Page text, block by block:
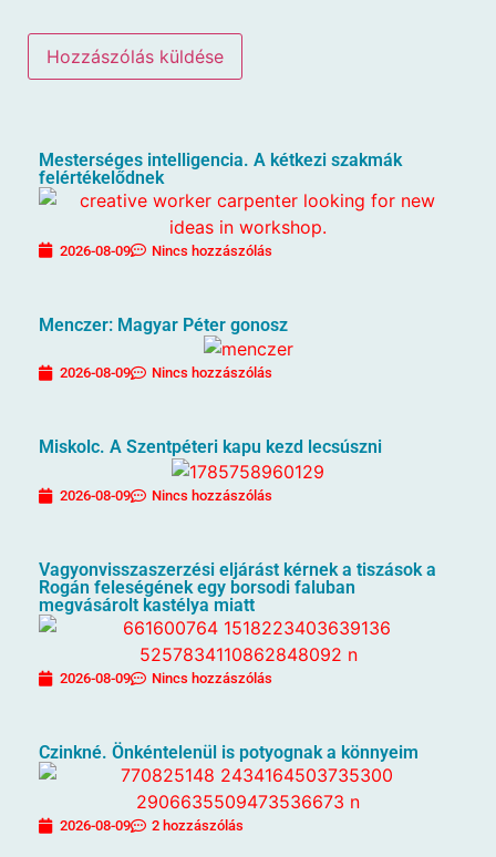
Mesterséges intelligencia. A kétkezi szakmák
felértékelődnek
2026-08-09 Nincs hozzászólás
Menczer: Magyar Péter gonosz
2026-08-09 Nincs hozzászólás
Miskolc. A Szentpéteri kapu kezd lecsúszni
2026-08-09 Nincs hozzászólás
Vagyonvisszaszerzési eljárást kérnek a tiszások a
Rogán feleségének egy borsodi faluban
megvásárolt kastélya miatt
2026-08-09 Nincs hozzászólás
Czinkné. Önkéntelenül is potyognak a könnyeim
2026-08-09 2 hozzászólás